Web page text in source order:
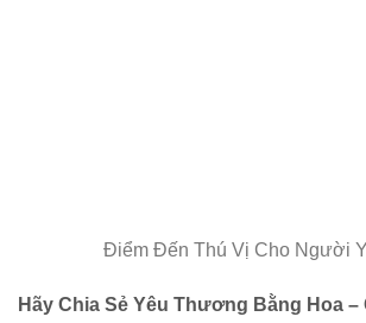
Điểm Đến Thú Vị Cho Người
Hãy Chia Sẻ Yêu Thương Bằng Hoa